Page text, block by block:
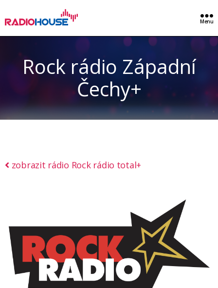
Menu
Rock rádio Západní
Čechy+
zobrazit rádio Rock rádio total+